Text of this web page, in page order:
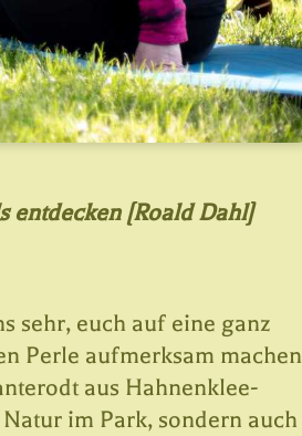
entdecken [Roald Dahl]
sehr, euch auf eine ganz
Perle aufmerksam machen
aus Hahnenklee-
im Park, sondern auch